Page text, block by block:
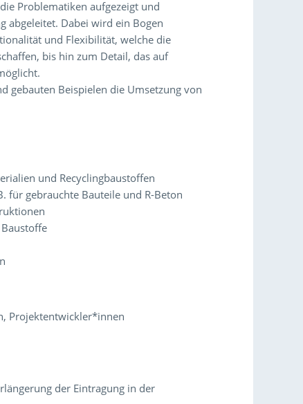
Problematiken aufgezeigt und
abgeleitet. Dabei wird ein Bogen
und Flexibilität, welche die
bis hin zum Detail, das auf
gebauten Beispielen die Umsetzung von
und Recyclingbaustoffen
für gebrauchte Bauteile und R-Beton
Projektentwickler*innen
der Eintragung in der